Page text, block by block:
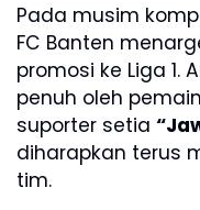
Pada musim
FC Banten
promosi ke Liga 1.
penuh oleh
suporter setia
diharapkan terus
tim.